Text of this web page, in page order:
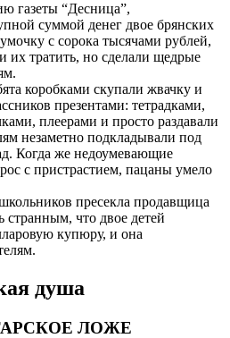
газеты “Десница”,
суммой денег двое брянских
с сорока тысячами рублей,
их тратить, но сделали щедрые
коробками скупали жвачку и
презентами: тетрадками,
плеерами и просто раздавали
незаметно подкладывали под
Когда же недоумевающие
с пристрастием, пацаны умело
пресекла продавщица
странным, что двое детей
купюру, и она
душа
ЛОЖЕ